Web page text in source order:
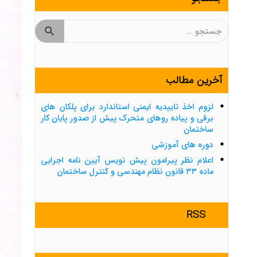
جستجو
آخرین مطالب
لزوم اخذ تاییدیه ایمنی استاندارد برای پلکان های
برقی و پیاده روهای متحرک پیش از صدور پایان کار
ساختمان
دوره های آموزشی
اعلام نظر پیرامون پیش نویس آیین نامه اجرایی
ماده ۳۳ قانون نظام مهندسی و کنترل ساختمان
RSS